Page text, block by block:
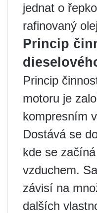
jednat o
rafinovaný
Princip
Princip
motoru je
kompresním
Dostává se
kde se
vzduchem.
závisí na
dalších